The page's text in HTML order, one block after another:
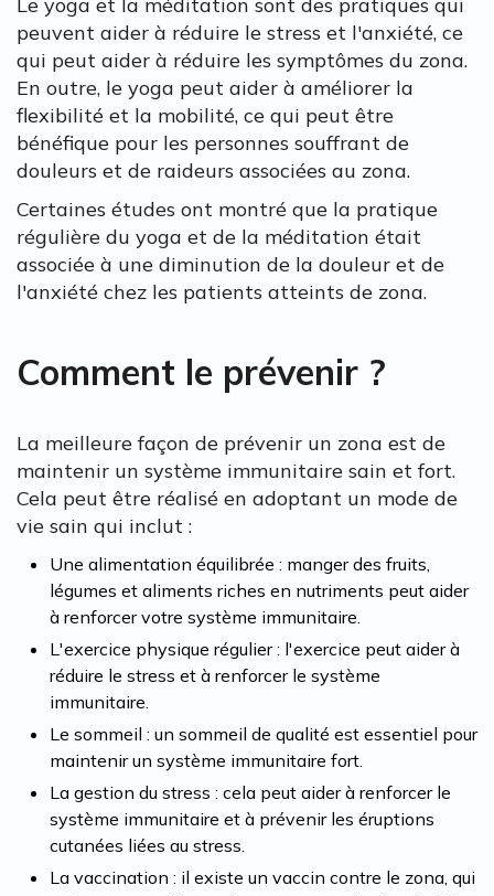
peuvent aider à réduire le stress et l'anxiété, ce
qui peut aider à réduire les symptômes du zona.
En outre, le yoga peut aider à améliorer la
flexibilité et la mobilité, ce qui peut être
bénéfique pour les personnes souffrant de
douleurs et de raideurs associées au zona.
Certaines études ont montré que la pratique
régulière du yoga et de la méditation était
associée à une diminution de la douleur et de
l'anxiété chez les patients atteints de zona.
Comment le prévenir ?
La meilleure façon de prévenir un zona est de
maintenir un système immunitaire sain et fort.
Cela peut être réalisé en adoptant un mode de
vie sain qui inclut :
Une alimentation équilibrée : manger des fruits,
légumes et aliments riches en nutriments peut aider
à renforcer votre système immunitaire.
L'exercice physique régulier : l'exercice peut aider à
réduire le stress et à renforcer le système
immunitaire.
Le sommeil : un sommeil de qualité est essentiel pour
maintenir un système immunitaire fort.
La gestion du stress : cela peut aider à renforcer le
système immunitaire et à prévenir les éruptions
cutanées liées au stress.
La vaccination : il existe un vaccin contre le zona, qui